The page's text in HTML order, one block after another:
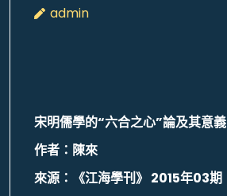
admin
宋明儒學的“六合之心”論及其意義
作者：陳來
來源：《江海學刊》 2015年03期